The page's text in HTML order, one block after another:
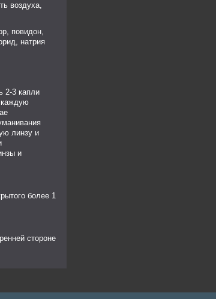
воздуха,
повидон,
натрия
2-3 капли
линзу и
и
более 1
стороне